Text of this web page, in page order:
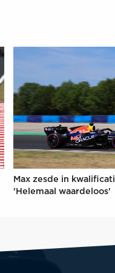
Max zesde in
'Helemaal waardeloos'